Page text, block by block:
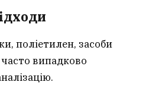
поліетилен, засоби
часто випадково